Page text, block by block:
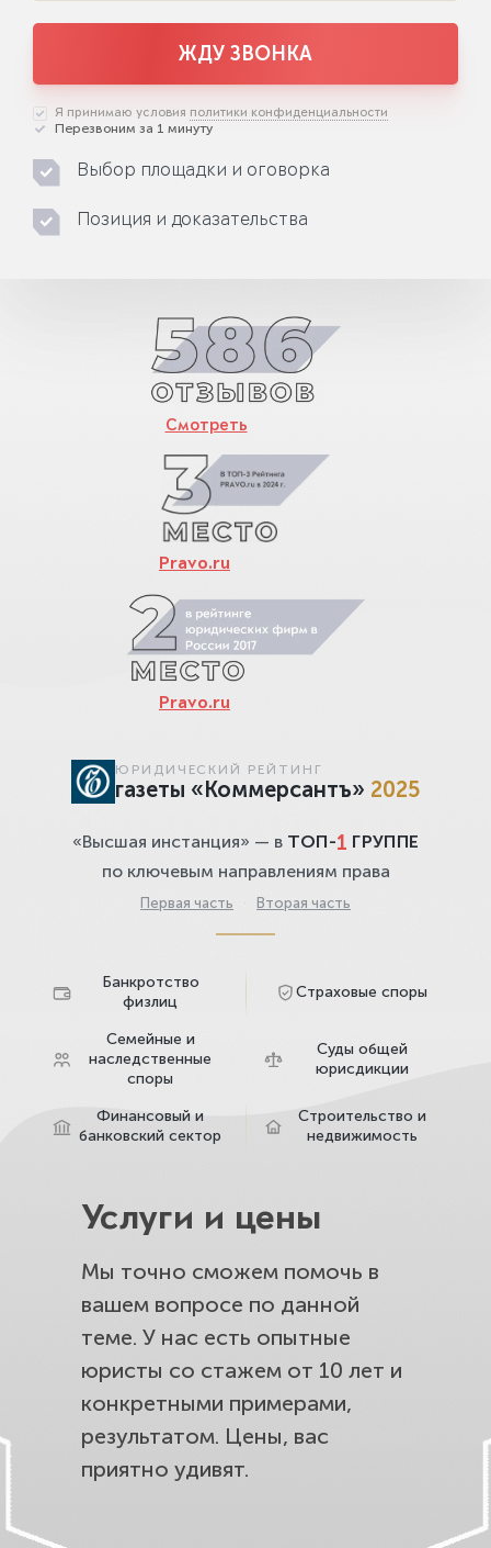
ЖДУ ЗВОНКА
Я принимаю условия политики конфиденциальности
Перезвоним за 1 минуту
Выбор площадки и оговорка
Позиция и доказательства
Смотреть
Pravo.ru
Pravo.ru
ЮРИДИЧЕСКИЙ РЕЙТИНГ
газеты «Коммерсантъ» 2025
«Высшая инстанция» — в ТОП-1 ГРУППЕ
по ключевым направлениям права
Первая часть Вторая часть
Банкротство
физлиц
Страховые споры
Семейные и
наследственные
споры
Суды общей
юрисдикции
Финансовый и
банковский сектор
Строительство и
недвижимость
Услуги и цены
Мы точно сможем помочь в
вашем вопросе по данной
теме. У нас есть опытные
юристы со стажем от 10 лет и
конкретными примерами,
результатом. Цены, вас
приятно удивят.